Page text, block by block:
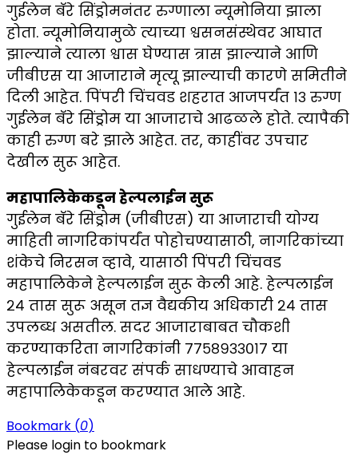
गुईलेन बॅरे सिंड्रोमनंतर रुग्णाला न्यूमोनिया झाला
होता. न्यूमोनियामुळे त्याच्या श्वसनसंस्थेवर आघात
झाल्याने त्याला श्वास घेण्यास त्रास झाल्याने आणि
जीबीएस या आजाराने मृत्यू झाल्याची कारणे समितीने
दिली आहेत. पिंपरी चिंचवड शहरात आजपर्यंत १३ रुग्ण
गुईलेन बॅरे सिंड्रोम या आजाराचे आढळले होते. त्यापैकी
काही रुग्ण बरे झाले आहेत. तर, काहींवर उपचार
देखील सुरू आहेत.
महापालिकेकडून हेल्पलाईन सुरू
गुईलेन बॅरे सिंड्रोम (जीबीएस) या आजाराची योग्य
माहिती नागरिकांपर्यंत पोहोचण्यासाठी, नागरिकांच्या
शंकेचे निरसन व्हावे, यासाठी पिंपरी चिंचवड
महापालिकेने हेल्पलाईन सुरू केली आहे. हेल्पलाईन
२४ तास सुरू असून तज्ञ वैद्यकीय अधिकारी २४ तास
उपलब्ध असतील. सदर आजाराबाबत चौकशी
करण्याकरिता नागरिकांनी ७७५८९३३०१७ या
हेल्पलाईन नंबरवर संपर्क साधण्याचे आवाहन
महापालिकेकडून करण्यात आले आहे.
Bookmark (0)
Please login to bookmark